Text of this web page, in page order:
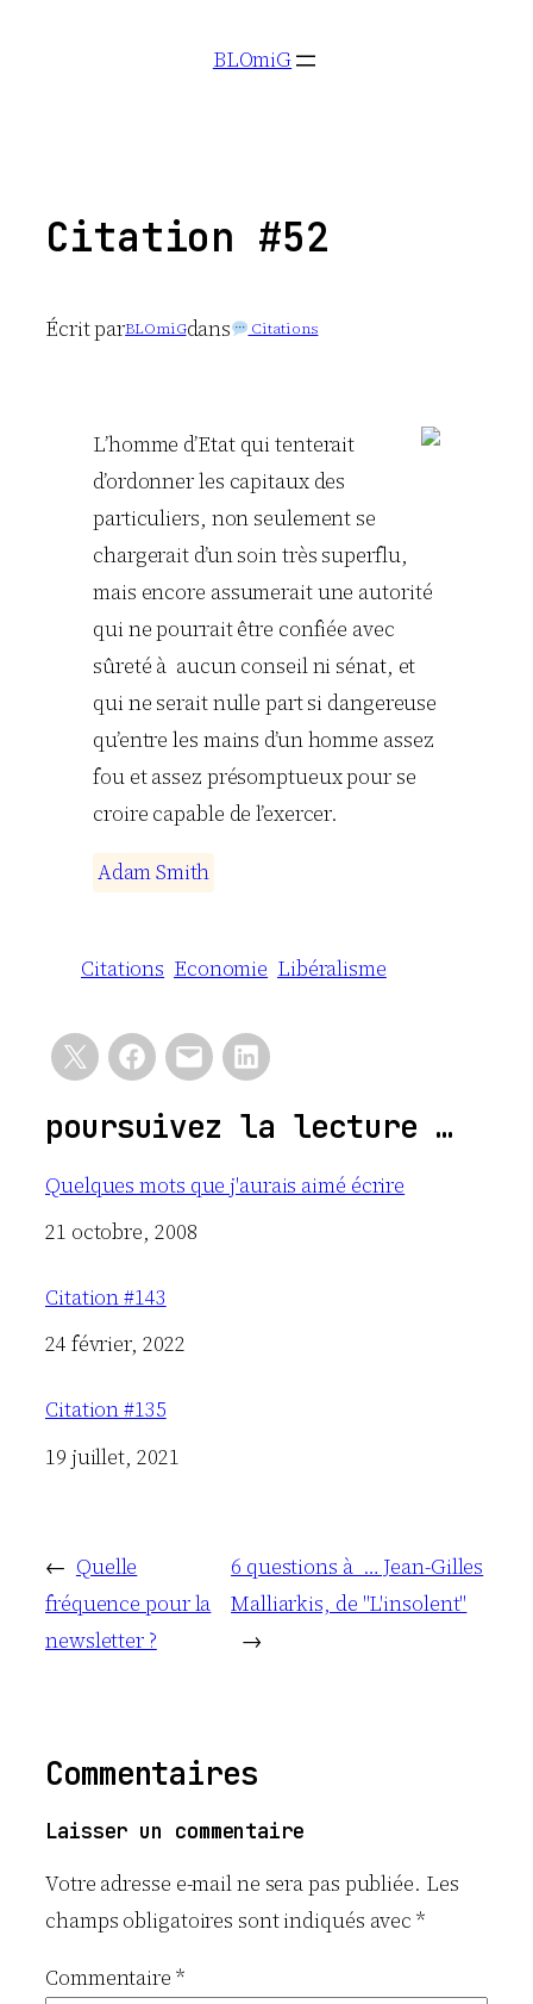
BLOmiG
Citation #52
Écrit parBLOmiGdans Citations
L’homme d’Etat qui tenterait
d’ordonner les capitaux des
particuliers, non seulement se
chargerait d’un soin très superflu,
mais encore assumerait une autorité
qui ne pourrait être confiée avec
sûreté à aucun conseil ni sénat, et
qui ne serait nulle part si dangereuse
qu’entre les mains d’un homme assez
fou et assez présomptueux pour se
croire capable de l’exercer.
AdamSmith
Citations Economie Libéralisme
poursuivez la lecture …
Quelques mots que j'aurais aimé écrire
Date
21 octobre, 2008
Citation #143
Date
24 février, 2022
Citation #135
Date
19 juillet, 2021
← Quelle
fréquence pour la
newsletter ?
6 questions à … Jean-Gilles
Malliarkis, de "L'insolent"
→
Commentaires
Laisser un commentaire
Votre adresse e-mail ne sera pas publiée. Les
champs obligatoires sont indiqués avec*
Commentaire *